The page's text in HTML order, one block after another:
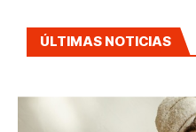
ÚLTIMAS NOTICIAS